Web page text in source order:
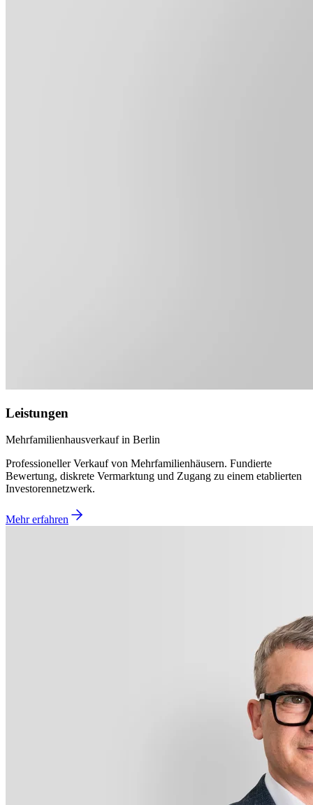
Leistungen
Mehrfamilienhausverkauf in Berlin
Professioneller Verkauf von Mehrfamilienhäusern. Fundierte
Bewertung, diskrete Vermarktung und Zugang zu einem etablierten
Investorennetzwerk.
Mehr erfahren